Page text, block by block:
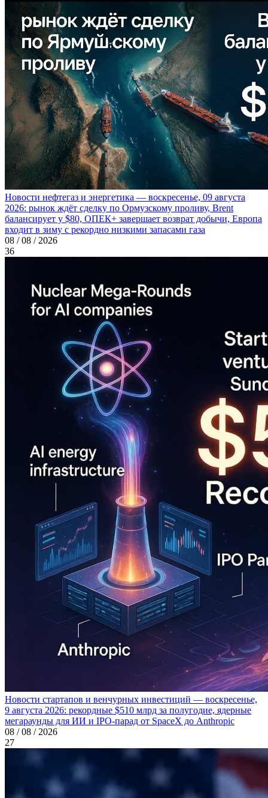
Новости нефтегаз и энергетика — воскресенье, 09 августа
2026: рынок ждёт сделку по Ормузскому проливу, Brent
балансирует у $80, ОПЕК+ завершает возврат добычи, Европа
входит в зиму с рекордно низкими запасами газа
08 / 08 / 2026
36
Новости стартапов и венчурных инвестиций — воскресенье,
9 августа 2026: рекордные $510 млрд за полугодие, ядерные
мегараунды для ИИ и IPO-парад от SpaceX до Anthropic
08 / 08 / 2026
27